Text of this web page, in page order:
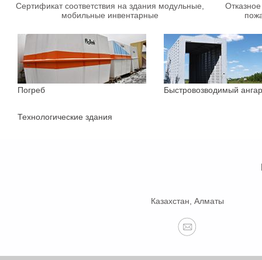
Сертификат соответствия на здания модульные,
мобильные инвентарные
Погреб Быстровозводимый ангар
Технологические здания
Казахстан, Алматы